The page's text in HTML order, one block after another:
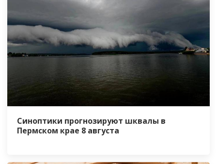
Синоптики прогнозируют шквалы в
Пермском крае 8 августа